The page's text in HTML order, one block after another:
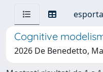
Cognitive
2026 De Benedetto,